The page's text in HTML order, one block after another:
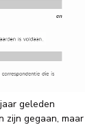
geleden
zijn gegaan, maar